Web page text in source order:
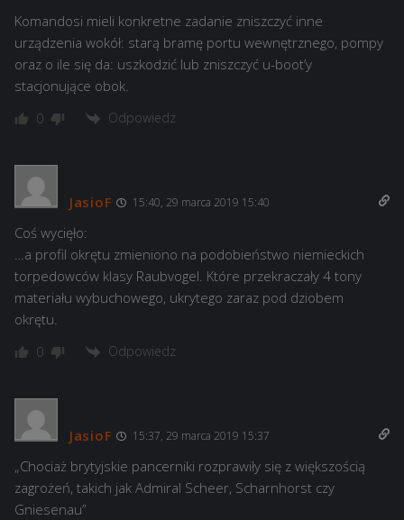
Komandosi mieli konkretne zadanie zniszczyć inne
urządzenia wokół: starą bramę portu wewnętrznego, pompy
oraz o ile się da: uszkodzić lub zniszczyć u-boot’y
stacjonujące obok.
0 Odpowiedz
JasioF 15:40, 29 marca 2019 15:40
Coś wycięło:
…a profil okrętu zmieniono na podobieństwo niemieckich
torpedowców klasy Raubvogel. Które przekraczały 4 tony
materiału wybuchowego, ukrytego zaraz pod dziobem
okrętu.
0 Odpowiedz
JasioF 15:37, 29 marca 2019 15:37
„Chociaż brytyjskie pancerniki rozprawiły się z większością
zagrożeń, takich jak Admiral Scheer, Scharnhorst czy
Gniesenau”